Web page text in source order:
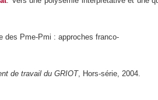
Pme-Pmi : approches franco-
de travail du GRIOT, Hors-série, 2004.